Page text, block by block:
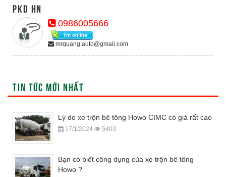
PKD HN
0986005666
mrquang.auto@gmail.com
TIN TỨC MỚI NHẤT
Lý do xe trộn bê tông Howo CIMC có giá rất cao
17/1/2024 5403
Bạn có biết công dụng của xe trộn bê tông
Howo ?